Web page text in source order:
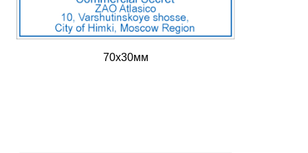
70х30мм